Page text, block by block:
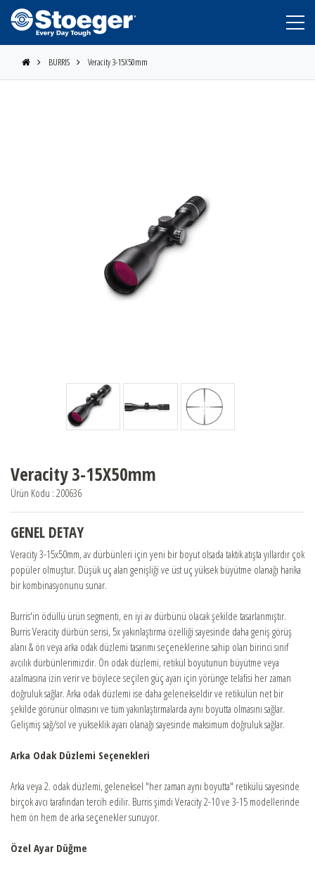
STOEGER
BENELLİ
FRANCHI
BURRIS
BAYİLER
SATIŞ DESTEK
ONLINE SHOP
BURRIS Veracity 3-15X50mm
Veracity 3-15X50mm
Ürün Kodu : 200636
GENEL DETAY
Veracity 3-15x50mm, av dürbünleri için yeni bir boyut olsada taktik atışta yıllardır çok
popüler olmuştur. Düşük uç alan genişliği ve üst uç yüksek büyütme olanağı harika
bir kombinasyonunu sunar.
Burris'in ödüllü ürün segmenti, en iyi av dürbünü olacak şekilde tasarlanmıştır.
Burris Veracity dürbün serisi, 5x yakınlaştırma özelliği sayesinde daha geniş görüş
alanı & ön veya arka odak düzlemi tasarımı seçeneklerine sahip olan birinci sınıf
avcılık dürbünlerimizdir. Ön odak düzlemi, retikül boyutunun büyütme veya
azalmasına izin verir ve böylece seçilen güç ayarı için yörünge telafisi her zaman
doğruluk sağlar. Arka odak düzlemi ise daha gelenekseldir ve retikülün net bir
şekilde görünür olmasını ve tüm yakınlaştırmalarda aynı boyutta olmasını sağlar.
Gelişmiş sağ/sol ve yükseklik ayarı olanağı sayesinde maksimum doğruluk sağlar.
Arka Odak Düzlemi Seçenekleri
Arka veya 2. odak düzlemi, geleneksel "her zaman aynı boyutta" retikülü sayesinde
birçok avcı tarafından tercih edilir. Burris şimdi Veracity 2-10 ve 3-15 modellerinde
hem ön hem de arka seçenekler sunuyor.
Özel Ayar Düğme